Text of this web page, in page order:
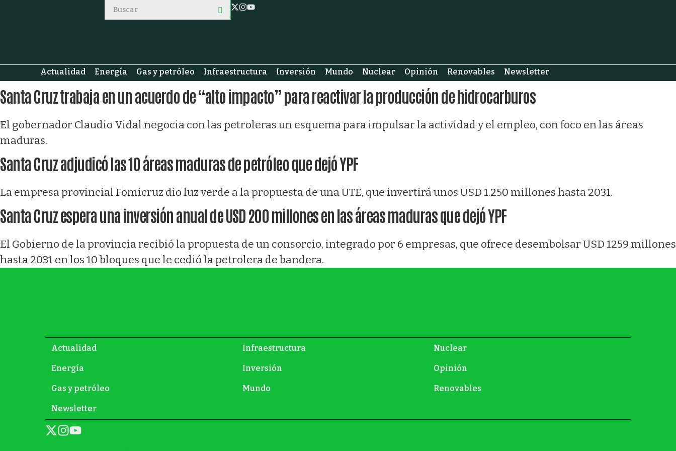
Actualidad Energía Gas y petróleo Infraestructura Inversión Mundo Nuclear Opinión Renovables Newsletter
Santa Cruz trabaja en un acuerdo de “alto impacto” para reactivar la producción de hidrocarburos
El gobernador Claudio Vidal negocia con las petroleras un esquema para impulsar la actividad y el empleo, con foco en las áreas
maduras.
Santa Cruz adjudicó las 10 áreas maduras de petróleo que dejó YPF
La empresa provincial Fomicruz dio luz verde a la propuesta de una UTE, que invertirá unos USD 1.250 millones hasta 2031.
Santa Cruz espera una inversión anual de USD 200 millones en las áreas maduras que dejó YPF
El Gobierno de la provincia recibió la propuesta de un consorcio, integrado por 6 empresas, que ofrece desembolsar USD 1259 millones
hasta 2031 en los 10 bloques que le cedió la petrolera de bandera.
Actualidad
Energía
Gas y petróleo
Newsletter
Infraestructura
Inversión
Mundo
Nuclear
Opinión
Renovables